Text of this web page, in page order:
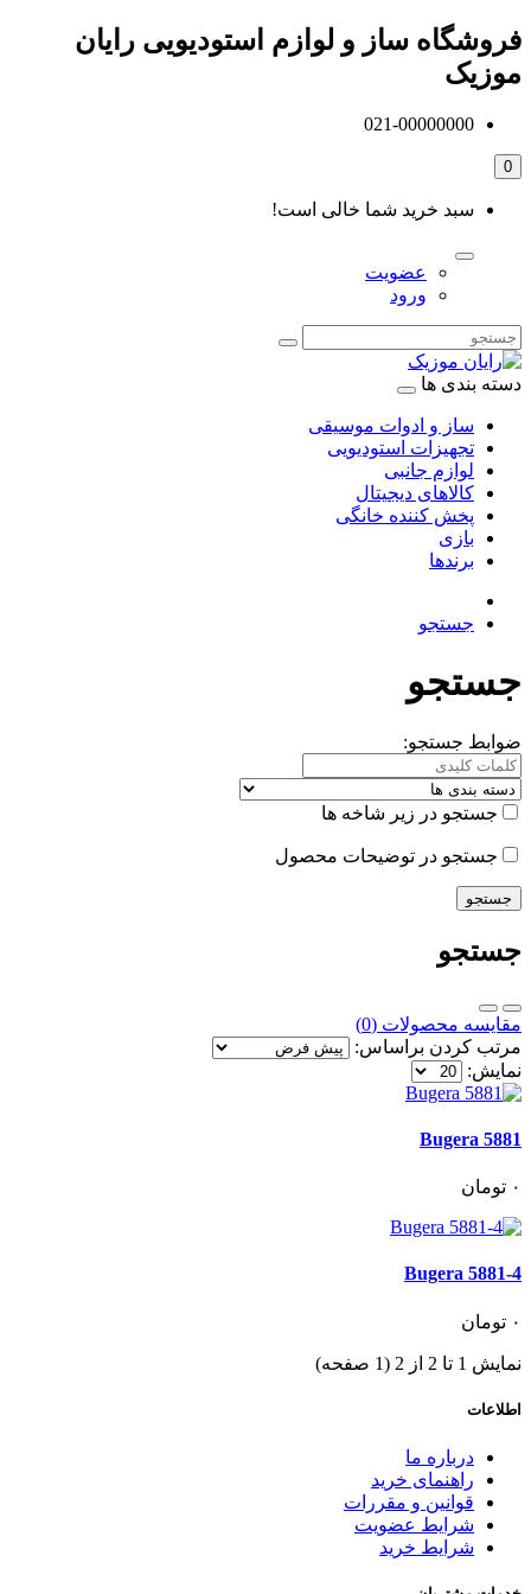
فروشگاه ساز و لوازم استودیویی رایان
موزیک
021-00000000
0
سبد خرید شما خالی است!
عضویت
ورود
دسته بندی ها
ساز و ادوات موسیقی
تجهیزات استودیویی
لوازم جانبی
کالاهای دیجیتال
پخش کننده خانگی
بازی
برندها
جستجو
جستجو
ضوابط جستجو:
جستجو در زیر شاخه ها
جستجو در توضیحات محصول
جستجو
مقایسه محصولات (0)
مرتب کردن براساس:
نمایش:
Bugera 5881
٠ تومان
Bugera 5881-4
٠ تومان
نمایش 1 تا 2 از 2 (1 صفحه)
اطلاعات
درباره ما
راهنمای خرید
قوانین و مقررات
شرایط عضویت
شرایط خرید